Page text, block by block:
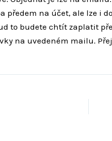
předem na účet, ale lze i
to budete chtít zaplatit
na uvedeném mailu.